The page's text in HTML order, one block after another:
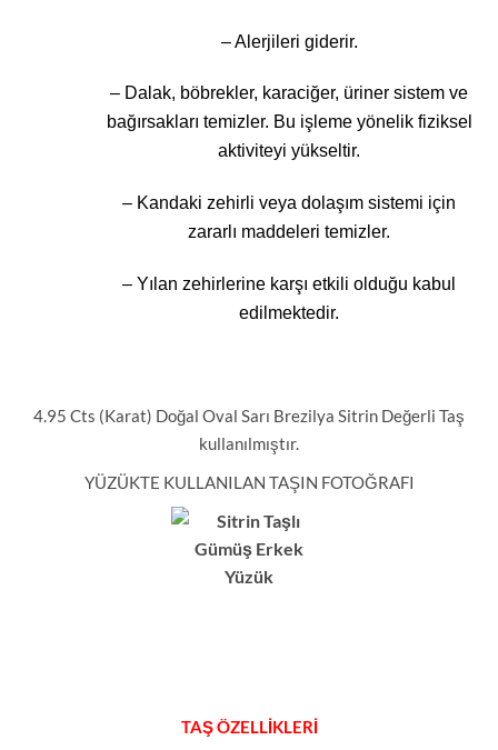
– Alerjileri giderir.
– Dalak, böbrekler, karaciğer, üriner sistem ve
bağırsakları temizler. Bu işleme yönelik fiziksel
aktiviteyi yükseltir.
– Kandaki zehirli veya dolaşım sistemi için
zararlı maddeleri temizler.
– Yılan zehirlerine karşı etkili olduğu kabul
edilmektedir.
4.95 Cts (Karat) Doğal Oval Sarı Brezilya Sitrin Değerli Taş
kullanılmıştır.
YÜZÜKTE KULLANILAN TAŞIN FOTOĞRAFI
TAŞ ÖZELLİKLERİ